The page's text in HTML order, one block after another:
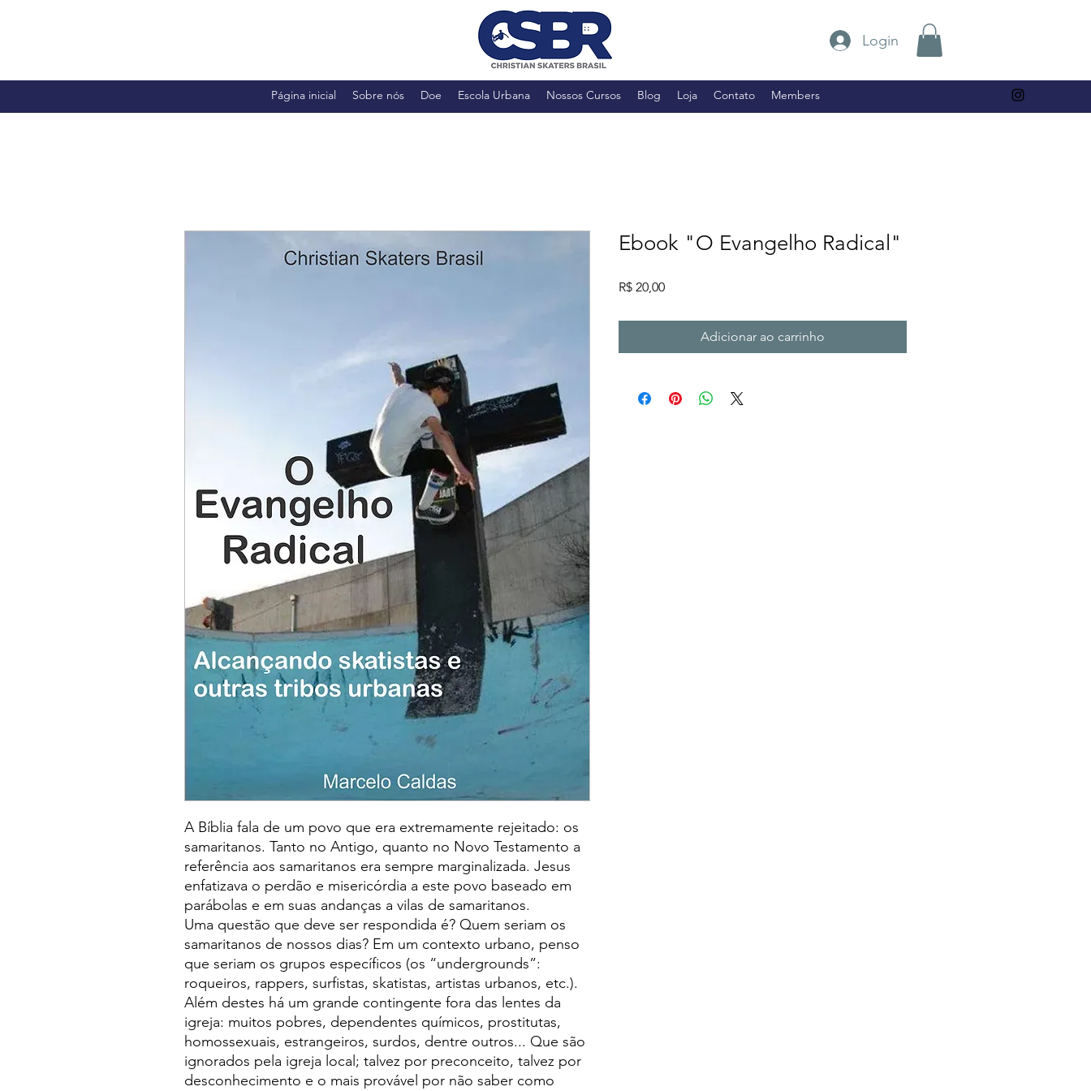
Página inicial Sobre nós Doe Escola Urbana Nossos Cursos Blog Loja Contato Members
Login
A Bíblia fala de um povo que era extremamente rejeitado: os
samaritanos. Tanto no Antigo, quanto no Novo Testamento a
referência aos samaritanos era sempre marginalizada. Jesus
enfatizava o perdão e misericórdia a este povo baseado em
parábolas e em suas andanças a vilas de samaritanos.
Uma questão que deve ser respondida é? Quem seriam os
samaritanos de nossos dias? Em um contexto urbano, penso
que seriam os grupos específicos (os “undergrounds”:
roqueiros, rappers, surfistas, skatistas, artistas urbanos, etc.).
Além destes há um grande contingente fora das lentes da
igreja: muitos pobres, dependentes químicos, prostitutas,
homossexuais, estrangeiros, surdos, dentre outros... Que são
ignorados pela igreja local; talvez por preconceito, talvez por
desconhecimento e o mais provável por não saber como
Ebook "O Evangelho Radical"
R$ 20,00Preço
Adicionar ao carrinho